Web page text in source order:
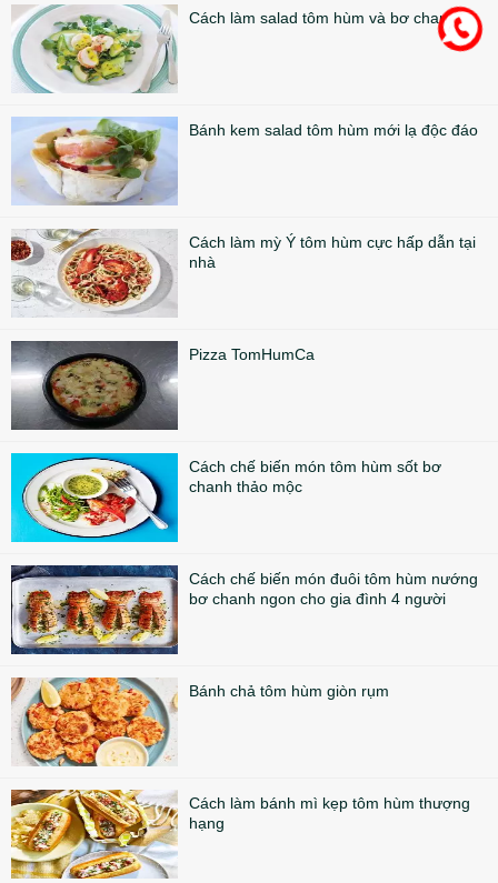
Cách làm salad tôm hùm và bơ chanh
Bánh kem salad tôm hùm mới lạ độc đáo
Cách làm mỳ Ý tôm hùm cực hấp dẫn tại
nhà
Pizza TomHumCa
Cách chế biến món tôm hùm sốt bơ
chanh thảo mộc
Cách chế biến món đuôi tôm hùm nướng
bơ chanh ngon cho gia đình 4 người
Bánh chả tôm hùm giòn rụm
Cách làm bánh mì kẹp tôm hùm thượng
hạng